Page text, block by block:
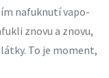
nafuknutí vapo-
znovu a znovu,
To je moment,